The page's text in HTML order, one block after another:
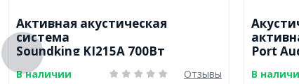
Активная акустическая
система
Soundking KJ215A 700Вт
В наличии Отзывы
Port
В